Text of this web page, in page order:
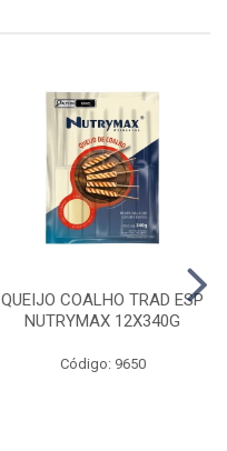
QUEIJO COALHO TRAD ESP
NUTRYMAX 12X340G
Código: 9650